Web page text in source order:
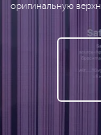
оригинальную